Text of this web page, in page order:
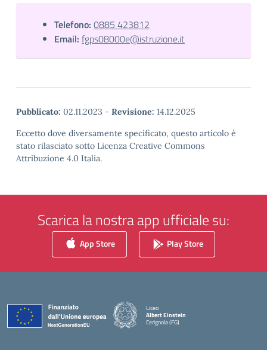
Telefono: 0885 423812
Email: fgps08000e@istruzione.it
Pubblicato: 02.11.2023 - Revisione: 14.12.2025
Eccetto dove diversamente specificato, questo articolo è
stato rilasciato sotto Licenza Creative Commons
Attribuzione 4.0 Italia.
Scarica la nostra app ufficiale su:
App Store Play Store
Liceo
Albert Einstein
Cerignola (FG)
— Visita la pagina iniziale della scuola